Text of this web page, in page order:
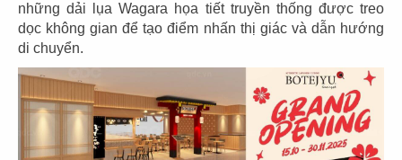
những dải lụa Wagara họa tiết truyền thống được treo
dọc không gian để tạo điểm nhấn thị giác và dẫn hướng
di chuyển.